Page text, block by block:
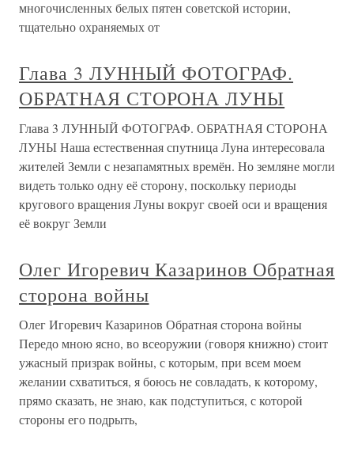
многочисленных белых пятен советской истории,
тщательно охраняемых от
Глава 3 ЛУННЫЙ ФОТОГРАФ.
ОБРАТНАЯ СТОРОНА ЛУНЫ
Глава 3 ЛУННЫЙ ФОТОГРАФ. ОБРАТНАЯ СТОРОНА
ЛУНЫ Наша естественная спутница Луна интересовала
жителей Земли с незапамятных времён. Но земляне могли
видеть только одну её сторону, поскольку периоды
кругового вращения Луны вокруг своей оси и вращения
её вокруг Земли
Олег Игоревич Казаринов Обратная
сторона войны
Олег Игоревич Казаринов Обратная сторона войны
Передо мною ясно, во всеоружии (говоря книжно) стоит
ужасный призрак войны, с которым, при всем моем
желании схватиться, я боюсь не совладать, к которому,
прямо сказать, не знаю, как подступиться, с которой
стороны его подрыть,